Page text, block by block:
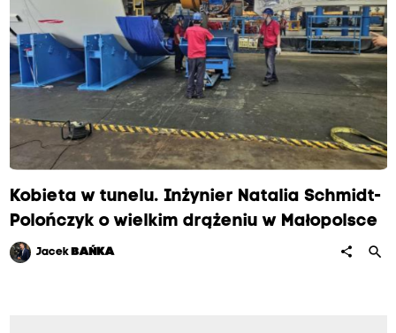
Kobieta w tunelu. Inżynier Natalia Schmidt-
Polończyk o wielkim drążeniu w Małopolsce
Jacek BAŃKA share search